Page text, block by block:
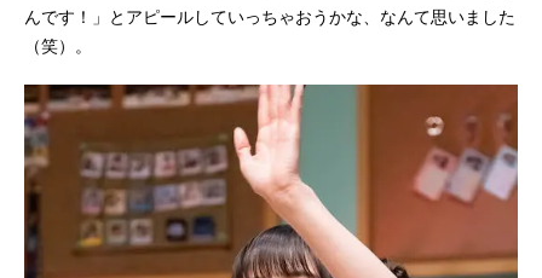
んです！」とアピールしていっちゃおうかな、なんて思いました
（笑）。